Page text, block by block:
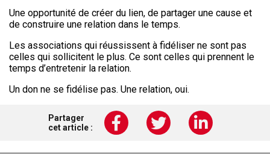
Une opportunité de créer du lien, de partager une cause et
de construire une relation dans le temps.
Les associations qui réussissent à fidéliser ne sont pas
celles qui sollicitent le plus. Ce sont celles qui prennent le
temps d’entretenir la relation.
Un don ne se fidélise pas. Une relation, oui.
Partager
cet article :